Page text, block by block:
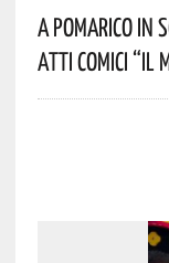
A Pomarico In
Atti Comici “Il